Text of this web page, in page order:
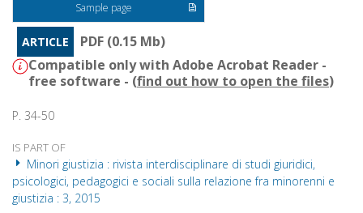
Sample page
ARTICLE
PDF (0.15 Mb)
Compatible only with Adobe Acrobat Reader -
free software - (find out how to open the files)
P. 34-50
IS PART OF
Minori giustizia : rivista interdisciplinare di studi giuridici,
psicologici, pedagogici e sociali sulla relazione fra minorenni e
giustizia : 3, 2015